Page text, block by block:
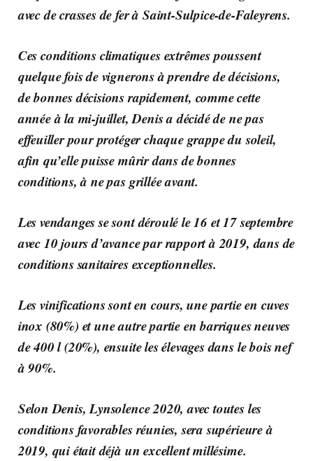
avec de crasses de fer à Saint-Sulpice-de-Faleyrens.
Ces conditions climatiques extrêmes poussent
quelque fois de vignerons à prendre de décisions,
de bonnes décisions rapidement, comme cette
année à la mi-juillet, Denis a décidé de ne pas
effeuiller pour protéger chaque grappe du soleil,
afin qu’elle puisse mûrir dans de bonnes
conditions, à ne pas grillée avant.
Les vendanges se sont déroulé le 16 et 17 septembre
avec 10 jours d’avance par rapport à 2019, dans de
conditions sanitaires exceptionnelles.
Les vinifications sont en cours, une partie en cuves
inox (80%) et une autre partie en barriques neuves
de 400 l (20%), ensuite les élevages dans le bois nef
à 90%.
Selon Denis, Lynsolence 2020, avec toutes les
conditions favorables réunies, sera supérieure à
2019, qui était déjà un excellent millésime.